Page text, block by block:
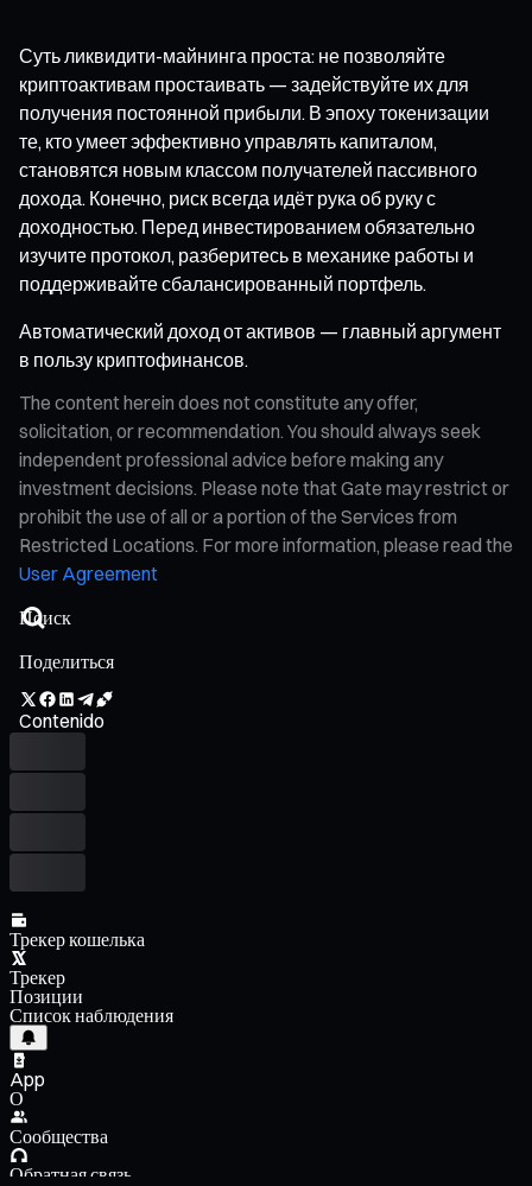
Суть ликвидити-майнинга проста: не позволяйте
криптоактивам простаивать — задействуйте их для
получения постоянной прибыли. В эпоху токенизации
те, кто умеет эффективно управлять капиталом,
становятся новым классом получателей пассивного
дохода. Конечно, риск всегда идёт рука об руку с
доходностью. Перед инвестированием обязательно
изучите протокол, разберитесь в механике работы и
поддерживайте сбалансированный портфель.
Автоматический доход от активов — главный аргумент
в пользу криптофинансов.
The content herein does not constitute any offer,
solicitation, or recommendation. You should always seek
independent professional advice before making any
investment decisions. Please note that Gate may restrict or
prohibit the use of all or a portion of the Services from
Restricted Locations. For more information, please read the
User Agreement
Поделиться
Contenido
Трекер кошелька
Трекер
Позиции
Список наблюдения
App
О
Сообщества
Обратная связь